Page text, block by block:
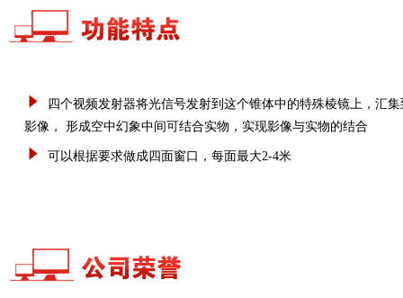
四个视频发射器将光信号发射到这个锥体中的特殊棱镜上，汇
影像，
形成空中幻象中间可结合实物，实现影像与实物的结合
可以根据要求做成四面窗口，每面最大2-4米